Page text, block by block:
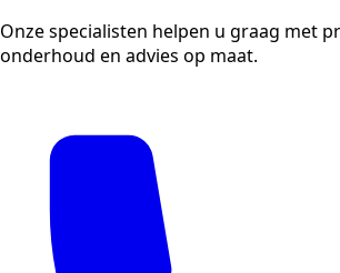
Onze specialisten helpen u graag met
onderhoud en advies op maat.